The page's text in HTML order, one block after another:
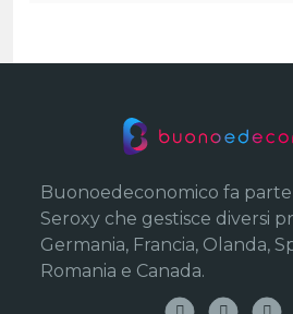
Buonoedeconomico fa
Seroxy che gestisce diversi
Germania, Francia, Olanda,
Romania e Canada.